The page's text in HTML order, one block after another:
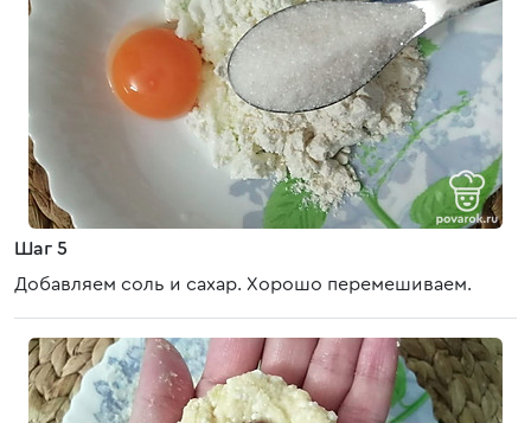
Шаг 5
Добавляем соль и сахар. Хорошо перемешиваем.